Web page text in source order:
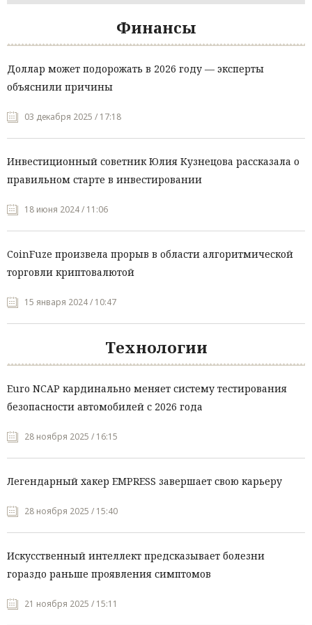
Финансы
Доллар может подорожать в 2026 году — эксперты
объяснили причины
03 декабря 2025 / 17:18
Инвестиционный советник Юлия Кузнецова рассказала о
правильном старте в инвестировании
18 июня 2024 / 11:06
CoinFuze произвела прорыв в области алгоритмической
торговли криптовалютой
15 января 2024 / 10:47
Технологии
Euro NCAP кардинально меняет систему тестирования
безопасности автомобилей с 2026 года
28 ноября 2025 / 16:15
Легендарный хакер EMPRESS завершает свою карьеру
28 ноября 2025 / 15:40
Искусственный интеллект предсказывает болезни
гораздо раньше проявления симптомов
21 ноября 2025 / 15:11